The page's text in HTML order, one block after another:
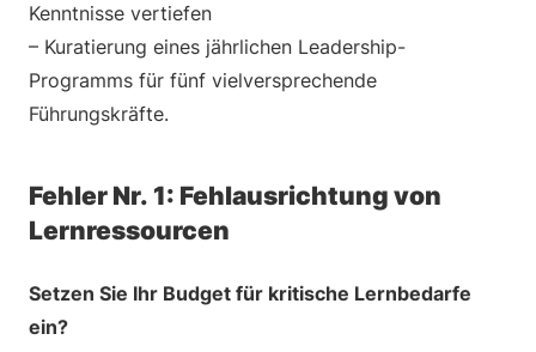
Kenntnisse vertiefen
– Kuratierung eines jährlichen Leadership-
Programms für fünf vielversprechende
Führungskräfte.
Fehler Nr. 1: Fehlausrichtung von
Lernressourcen
Setzen Sie Ihr Budget für kritische Lernbedarfe
ein?